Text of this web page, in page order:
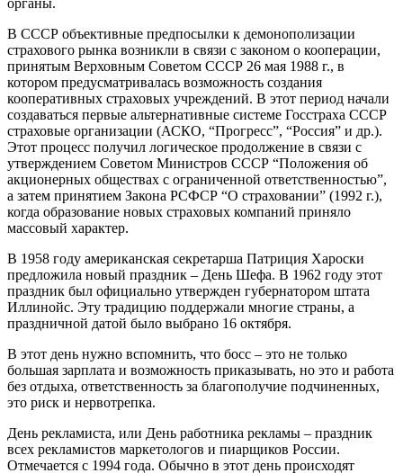
В СССР объективные предпосылки к демонополизации
страхового рынка возникли в связи с законом о кооперации,
принятым Верховным Советом СССР 26 мая 1988 г., в
котором предусматривалась возможность создания
кооперативных страховых учреждений. В этот период начали
создаваться первые альтернативные системе Госстраха СССР
страховые организации (АСКО, “Прогресс”, “Россия” и др.).
Этот процесс получил логическое продолжение в связи с
утверждением Советом Министров СССР “Положения об
акционерных обществах с ограниченной ответственностью”,
а затем принятием Закона РСФСР “О страховании” (1992 г.),
когда образование новых страховых компаний приняло
массовый характер.
В 1958 году американская секретарша Патриция Хароски
предложила новый праздник – День Шефа. В 1962 году этот
праздник был официально утвержден губернатором штата
Иллинойс. Эту традицию поддержали многие страны, а
праздничной датой было выбрано 16 октября.
В этот день нужно вспомнить, что босс – это не только
большая зарплата и возможность приказывать, но это и работа
без отдыха, ответственность за благополучие подчиненных,
это риск и нервотрепка.
День рекламиста, или День работника рекламы – праздник
всех рекламистов маркетологов и пиарщиков России.
Отмечается с 1994 года. Обычно в этот день происходят